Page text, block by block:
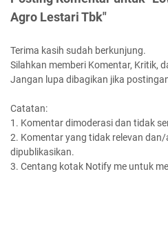
Agro Lestari Tbk"
Terima kasih sudah berkunjung.
Silahkan memberi Komentar, Kritik,
Jangan lupa dibagikan jika
Catatan:
1. Komentar dimoderasi dan tidak
2. Komentar yang tidak relevan
dipublikasikan.
3. Centang kotak Notify me untuk